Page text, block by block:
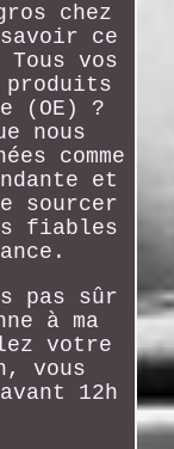
chez
ce
vos
(OE) ?
nous
comme
et
sourcer
fiables
pas sûr
à ma
votre
vous
12h